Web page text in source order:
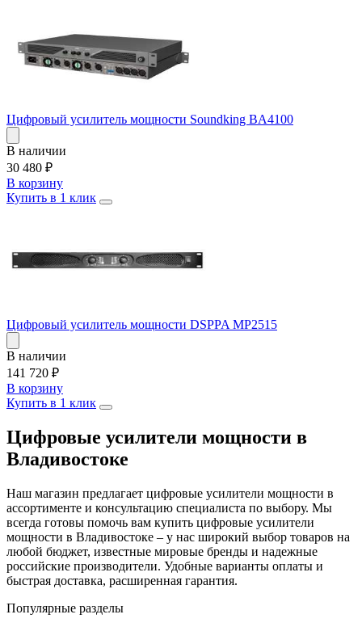
Цифровый усилитель мощности Soundking BA4100
В наличии
30 480 ₽
В корзину
Купить в 1 клик
Цифровый усилитель мощности DSPPA MP2515
В наличии
141 720 ₽
В корзину
Купить в 1 клик
Цифровые усилители мощности в
Владивостоке
Наш магазин предлагает цифровые усилители мощности в
ассортименте и консультацию специалиста по выбору. Мы
всегда готовы помочь вам купить цифровые усилители
мощности в Владивостоке – у нас широкий выбор товаров на
любой бюджет, известные мировые бренды и надежные
российские производители. Удобные варианты оплаты и
быстрая доставка, расширенная гарантия.
Популярные разделы